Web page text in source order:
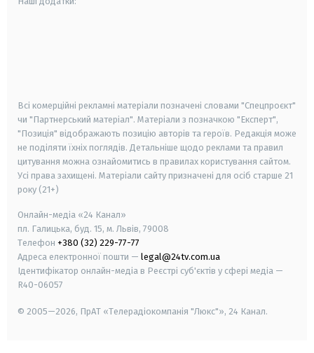
Всі комерційні рекламні матеріали позначені словами "Спецпроєкт"
чи "Партнерський матеріал". Матеріали з позначкою "Експерт",
"Позиція" відображають позицію авторів та героїв. Редакція може
не поділяти їхніх поглядів. Детальніше щодо реклами та правил
цитування можна ознайомитись в правилах користування сайтом.
Усі права захищені. Матеріали сайту призначені для осіб старше 21
року (21+)
Онлайн-медіа «24 Канал»
пл. Галицька, буд. 15, м. Львів, 79008
Телефон +380 (32) 229-77-77
Адреса електронної пошти — legal@24tv.com.ua
Ідентифікатор онлайн-медіа в Реєстрі суб'єктів у сфері медіа —
R40-06057
© 2005—2026, ПрАТ «Телерадіокомпанія "Люкс"», 24 Канал.